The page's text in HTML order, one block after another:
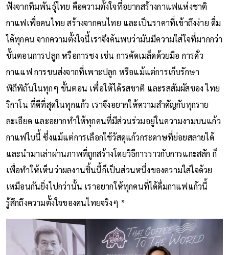
ฟังจากทีมพันธุ์ไทย คือความตั้งใจที่อยากสร้างกาแฟแห่งชาติ
กาแฟเพื่อคนไทย สร้างจากคนไทย และเป็นราคาที่เข้าถึงง่าย ดื่ม
ได้ทุกคน จากความตั้งใจนี้เราจึงค้นพบว่ามันมีความใส่ใจที่มากกว่า
ขั้นตอนการปลูก หรือการชง เช่น การคัดเมล็ดด้วยมือ การคั่ว
กาแแฟ การขนส่งจากที่เพาะปลูก หรือแม้แต่การเก็บรักษา
พิถีพิถันในทุกๆ ขั้นตอน เพื่อให้ได้รสชาติ และรสสัมผัสของ ไทย
ริกาโน ที่ดีที่สุดในทุกแก้ว เราจึงอยากให้ความสำคัญกับทุกราย
ละเอียด และอยากทำให้ทุกคนที่มีส่วนร่วมอยู่ในความงามบนแก้ว
กาแฟใบนี้ ซึ่งแม้แต่การเลือกใช้วัสดุแก้วกระดาษที่ย่อยสลายได้
และนำมาเล่าผ่านภาพที่ถูกสร้างโดยวิธีการราวกับการแกะสลัก ก็
เพื่อทำให้เห็นว่าผลงานชิ้นนี้ก็เป็นส่วนหนึ่งของความใส่ใจด้วย
เหมือนกันยิ่งไปกว่านั้น เราอยากให้ทุกคนที่ได้ดื่มกาแฟแก้วนี้
รู้สึกถึงความตั้งใจของคนไทยจริงๆ ”